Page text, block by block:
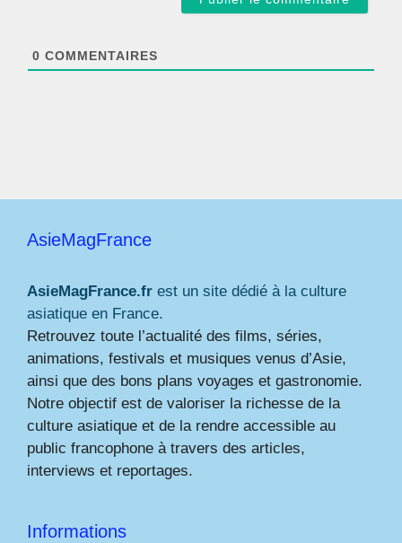
0 COMMENTAIRES
AsieMagFrance
AsieMagFrance.fr est un site dédié à la culture
asiatique en France.
Retrouvez toute l’actualité des films, séries,
animations, festivals et musiques venus d’Asie,
ainsi que des bons plans voyages et gastronomie.
Notre objectif est de valoriser la richesse de la
culture asiatique et de la rendre accessible au
public francophone à travers des articles,
interviews et reportages.
Informations